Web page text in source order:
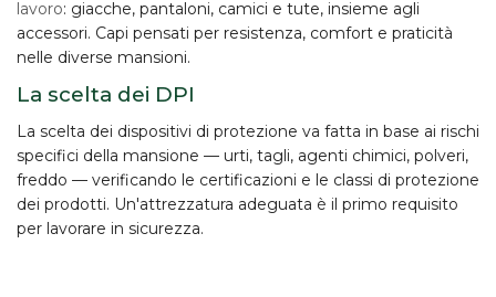
lavoro: giacche, pantaloni, camici e tute, insieme agli
accessori. Capi pensati per resistenza, comfort e praticità
nelle diverse mansioni.
La scelta dei DPI
La scelta dei dispositivi di protezione va fatta in base ai rischi
specifici della mansione — urti, tagli, agenti chimici, polveri,
freddo — verificando le certificazioni e le classi di protezione
dei prodotti. Un'attrezzatura adeguata è il primo requisito
per lavorare in sicurezza.